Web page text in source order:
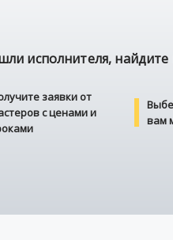
исполнителя, найдите
заявки от
с ценами и
вам